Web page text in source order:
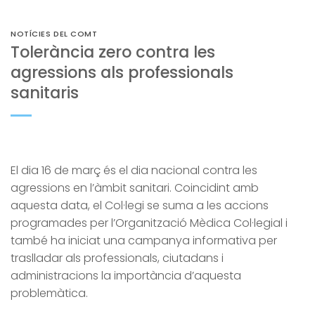
NOTÍCIES DEL COMT
Tolerància zero contra les
agressions als professionals
sanitaris
El dia 16 de març és el dia nacional contra les
agressions en l’àmbit sanitari. Coincidint amb
aquesta data, el Col·legi se suma a les accions
programades per l’Organització Mèdica Col·legial i
també ha iniciat una campanya informativa per
traslladar als professionals, ciutadans i
administracions la importància d’aquesta
problemàtica.